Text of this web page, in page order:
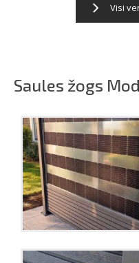
Visi
Saules žogs